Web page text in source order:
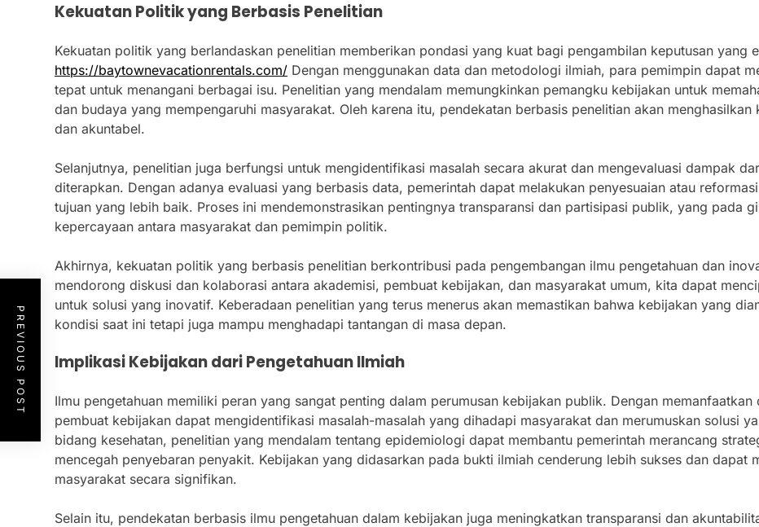
Kekuatan Politik yang Berbasis Penelitian
Kekuatan politik yang berlandaskan penelitian memberikan pondasi yang kuat bagi pengambilan keputusan yang
https://baytownevacationrentals.com/ Dengan menggunakan data dan metodologi ilmiah, para pemimpin dapat
tepat untuk menangani berbagai isu. Penelitian yang mendalam memungkinkan pemangku kebijakan untuk
dan budaya yang mempengaruhi masyarakat. Oleh karena itu, pendekatan berbasis penelitian akan
dan akuntabel.
Selanjutnya, penelitian juga berfungsi untuk mengidentifikasi masalah secara akurat dan mengevaluasi dampak
diterapkan. Dengan adanya evaluasi yang berbasis data, pemerintah dapat melakukan penyesuaian atau
tujuan yang lebih baik. Proses ini mendemonstrasikan pentingnya transparansi dan partisipasi publik, yang pada
kepercayaan antara masyarakat dan pemimpin politik.
Akhirnya, kekuatan politik yang berbasis penelitian berkontribusi pada pengembangan ilmu pengetahuan dan
mendorong diskusi dan kolaborasi antara akademisi, pembuat kebijakan, dan masyarakat umum, kita dapat
untuk solusi yang inovatif. Keberadaan penelitian yang terus menerus akan memastikan bahwa kebijakan yang
kondisi saat ini tetapi juga mampu menghadapi tantangan di masa depan.
Implikasi Kebijakan dari Pengetahuan Ilmiah
Ilmu pengetahuan memiliki peran yang sangat penting dalam perumusan kebijakan publik. Dengan memanfaatkan
pembuat kebijakan dapat mengidentifikasi masalah-masalah yang dihadapi masyarakat dan merumuskan solusi
bidang kesehatan, penelitian yang mendalam tentang epidemiologi dapat membantu pemerintah merancang
mencegah penyebaran penyakit. Kebijakan yang didasarkan pada bukti ilmiah cenderung lebih sukses dan dapat
masyarakat secara signifikan.
Selain itu, pendekatan berbasis ilmu pengetahuan dalam kebijakan juga meningkatkan transparansi dan
PREVIOUS POST